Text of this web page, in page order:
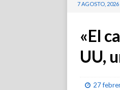
7 AGOSTO, 2026
«El
UU,
27